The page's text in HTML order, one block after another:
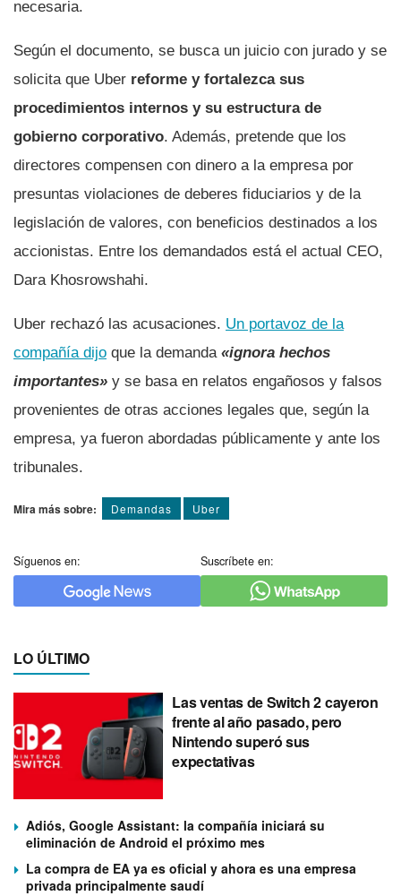
necesaria.
Según el documento, se busca un juicio con jurado y se
solicita que Uber reforme y fortalezca sus
procedimientos internos y su estructura de
gobierno corporativo. Además, pretende que los
directores compensen con dinero a la empresa por
presuntas violaciones de deberes fiduciarios y de la
legislación de valores, con beneficios destinados a los
accionistas. Entre los demandados está el actual CEO,
Dara Khosrowshahi.
Uber rechazó las acusaciones. Un portavoz de la
compañía dijo que la demanda «ignora hechos
importantes» y se basa en relatos engañosos y falsos
provenientes de otras acciones legales que, según la
empresa, ya fueron abordadas públicamente y ante los
tribunales.
Mira más sobre: Demandas Uber
Síguenos en: Suscríbete en:
LO ÚLTIMO
Las ventas de Switch 2 cayeron
frente al año pasado, pero
Nintendo superó sus
expectativas
Adiós, Google Assistant: la compañía iniciará su
eliminación de Android el próximo mes
La compra de EA ya es oficial y ahora es una empresa
privada principalmente saudí